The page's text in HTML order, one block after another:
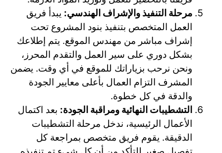
مرحلة التنفيذ والإشراف الهندسي: يبدأ فريق
العمل المتخصص بتنفيذ بنود المشروع تحت
إشراف مباشر من مهندس الموقع. يتم إطلاعك
بشكل دوري على سير العمل والتقدم المحرز،
ونحن نرحب بزياراتك للموقع في أي وقت. يضمن
المشرف التزام العمال بأعلى معايير الجودة
والدقة في كل خطوة.
التشطيبات النهائية ومراقبة الجودة: بعد اكتمال
الأعمال الرئيسية، ندخل مرحلة التشطيبات
الدقيقة. يقوم فريق متخصص بمراجعة كل